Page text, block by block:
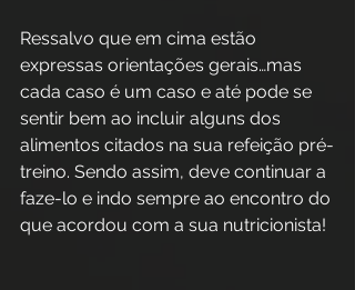
Ressalvo que em cima estão
expressas orientações gerais…mas
cada caso é um caso e até pode se
sentir bem ao incluir alguns dos
alimentos citados na sua refeição pré-
treino. Sendo assim, deve continuar a
faze-lo e indo sempre ao encontro do
que acordou com a sua nutricionista!